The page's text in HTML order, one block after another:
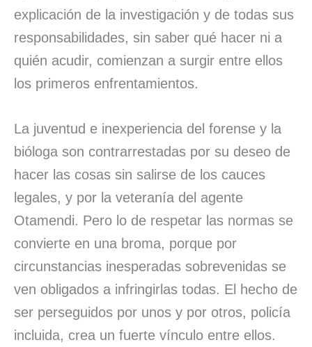
explicación de la investigación y de todas sus
responsabilidades, sin saber qué hacer ni a
quién acudir, comienzan a surgir entre ellos
los primeros enfrentamientos.
La juventud e inexperiencia del forense y la
bióloga son contrarrestadas por su deseo de
hacer las cosas sin salirse de los cauces
legales, y por la veteranía del agente
Otamendi. Pero lo de respetar las normas se
convierte en una broma, porque por
circunstancias inesperadas sobrevenidas se
ven obligados a infringirlas todas. El hecho de
ser perseguidos por unos y por otros, policía
incluida, crea un fuerte vínculo entre ellos.